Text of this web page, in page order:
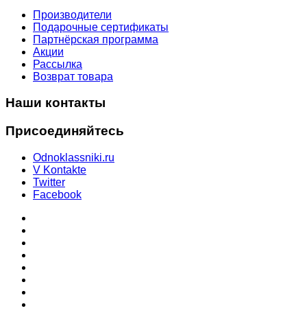
Производители
Подарочные сертификаты
Партнёрская программа
Акции
Рассылка
Возврат товара
Наши контакты
Присоединяйтесь
Odnoklassniki.ru
V Kontakte
Twitter
Facebook